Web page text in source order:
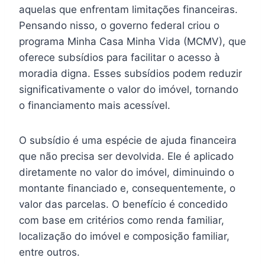
aquelas que enfrentam limitações financeiras.
Pensando nisso, o governo federal criou o
programa Minha Casa Minha Vida (MCMV), que
oferece subsídios para facilitar o acesso à
moradia digna. Esses subsídios podem reduzir
significativamente o valor do imóvel, tornando
o financiamento mais acessível.
O subsídio é uma espécie de ajuda financeira
que não precisa ser devolvida. Ele é aplicado
diretamente no valor do imóvel, diminuindo o
montante financiado e, consequentemente, o
valor das parcelas. O benefício é concedido
com base em critérios como renda familiar,
localização do imóvel e composição familiar,
entre outros.